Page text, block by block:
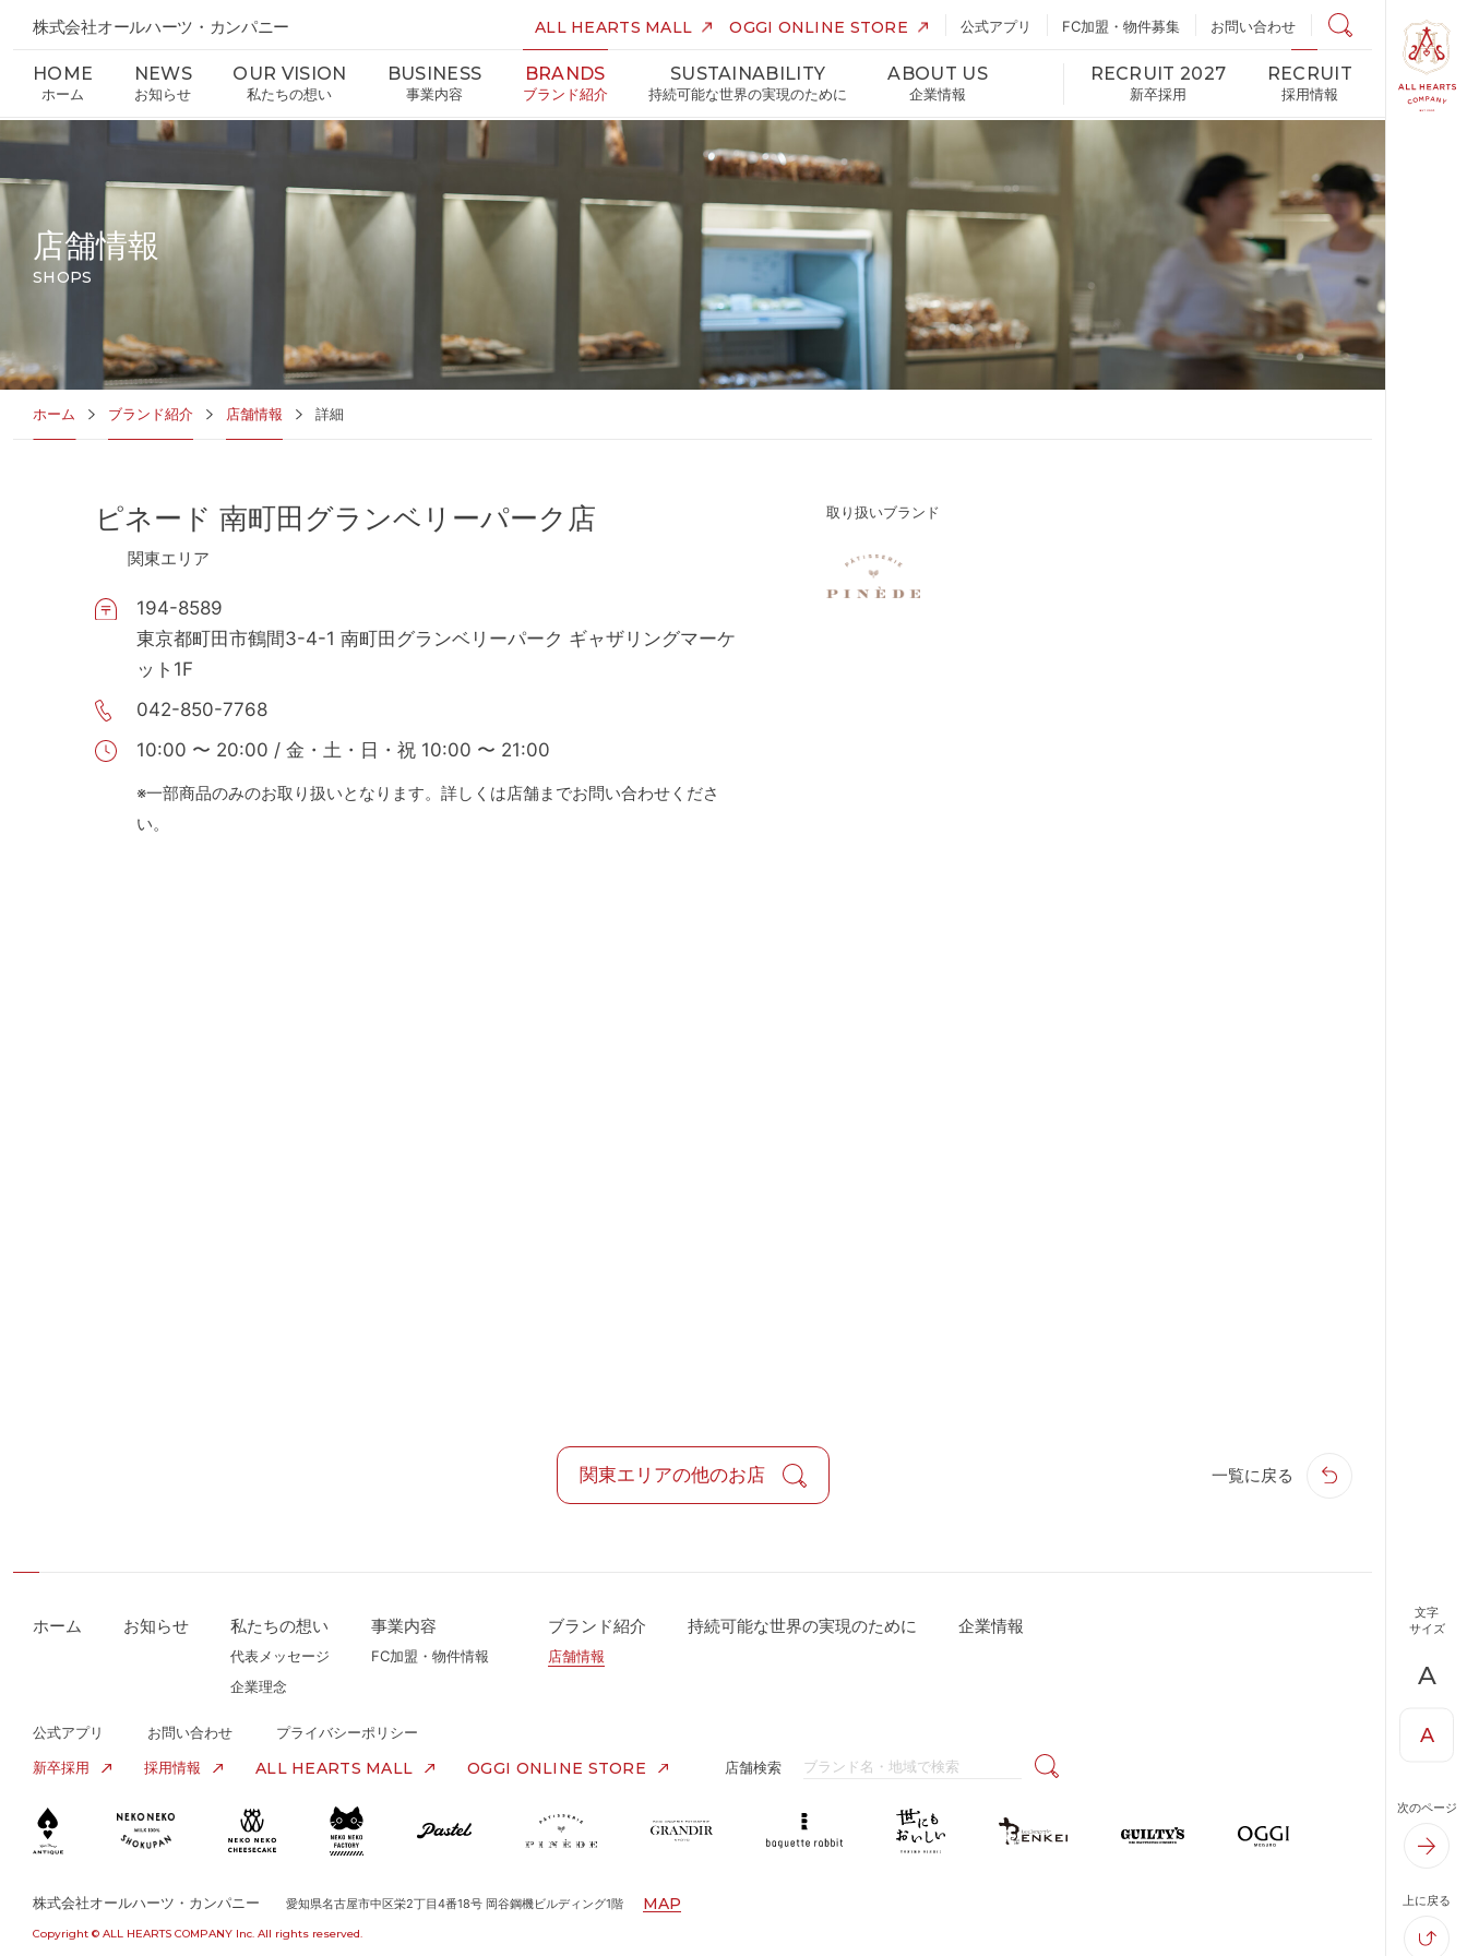
株式会社オールハーツ・カンパニー ALL HEARTS MALL OGGI ONLINE STORE 公式アプリ FC加盟・物件募集 お問い合わせ
店舗検索
HOME
ホーム
NEWS
お知らせ
OUR VISION
私たちの想い
BUSINESS
事業内容
BRANDS
ブランド紹介
SUSTAINABILITY
持続可能な世界の実現のために
ABOUT US
企業情報
RECRUIT 2027
新卒採用
RECRUIT
採用情報
店舗情報
SHOPS
ホーム ブランド紹介 店舗情報 詳細
ピネード 南町田グランベリーパーク店
関東エリア
194-8589
東京都町田市鶴間3-4-1 南町田グランベリーパーク ギャザリングマーケ
ット1F
042-850-7768
10:00 〜 20:00 / 金・土・日・祝 10:00 〜 21:00
※一部商品のみのお取り扱いとなります。詳しくは店舗までお問い合わせくださ
い。
取り扱いブランド
関東エリアの他のお店 一覧に戻る
ホーム お知らせ 私たちの想い
代表メッセージ
企業理念
事業内容
FC加盟・物件情報
ブランド紹介
店舗情報
持続可能な世界の実現のために 企業情報
公式アプリ お問い合わせ
プライバシーポリシー
新卒採用
採用情報 ALL HEARTS MALL OGGI ONLINE STORE 店舗検索
株式会社オールハーツ・カンパニー 愛知県名古屋市中区栄2丁目4番18号 岡谷鋼機ビルディング1階 MAP
Copyright © ALL HEARTS COMPANY Inc. All rights reserved.
文字
サイズ
A
A
次のページ
上に戻る